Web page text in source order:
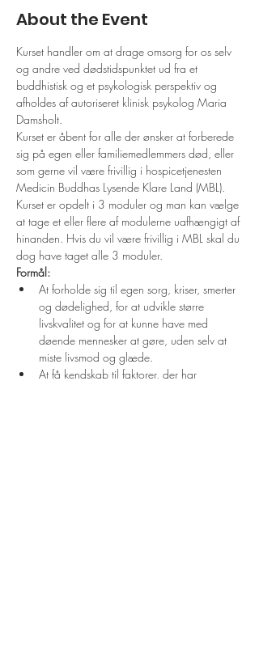
About the Event
Kurset handler om at drage omsorg for os selv
og andre ved dødstidspunktet ud fra et
buddhistisk og et psykologisk perspektiv og
afholdes af autoriseret klinisk psykolog Maria
Damsholt.
Kurset er åbent for alle der ønsker at forberede
sig på egen eller familiemedlemmers død, eller
som gerne vil være frivillig i hospicetjenesten
Medicin Buddhas Lysende Klare Land (MBL).
Kurset er opdelt i 3 moduler og man kan vælge
at tage et eller flere af modulerne uafhængigt af
hinanden. Hvis du vil være frivillig i MBL skal du
dog have taget alle 3 moduler.
Formål:
At forholde sig til egen sorg, kriser, smerter
og dødelighed, for at udvikle større
livskvalitet og for at kunne have med
døende mennesker at gøre, uden selv at
miste livsmod og glæde.
At få kendskab til faktorer, der har